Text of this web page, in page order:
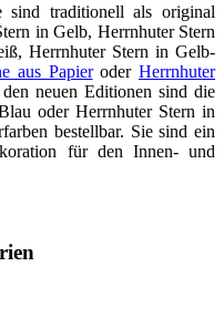
sind traditionell als original
in Gelb, Herrnhuter Stern
Herrnhuter Stern in Gelb-
aus Papieroder Herrnhuter
neuen Editionen sind die
oder Herrnhuter Stern in
bestellbar. Sie sind ein
für den Innen- und